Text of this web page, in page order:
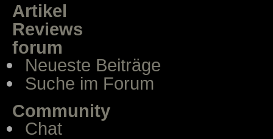
Artikel
Reviews
forum
Neueste Beiträge
Suche im Forum
Community
Chat